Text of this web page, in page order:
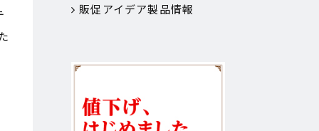
販促アイデア製品情報